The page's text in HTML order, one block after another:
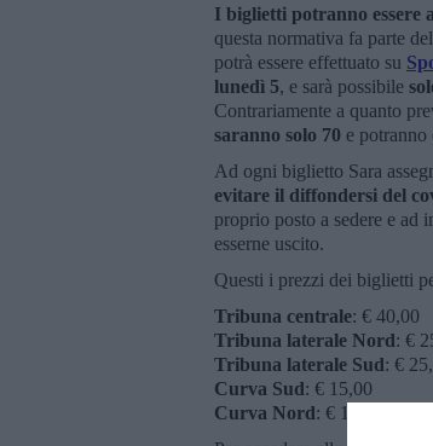
I biglietti potranno essere
questa normativa fa parte
potrà essere effettuato su
lunedì 5, e sarà possibile
Contrariamente a quanto
saranno solo 70 e potranno
Ad ogni biglietto Sara
evitare il diffondersi del
proprio posto a sedere e ad
esserne uscito.
Questi i prezzi dei biglietti
Tribuna centrale: € 40,00
Tribuna laterale Nord: €
Tribuna laterale Sud: €
Curva Sud: € 15,00
Curva Nord: € 15,00